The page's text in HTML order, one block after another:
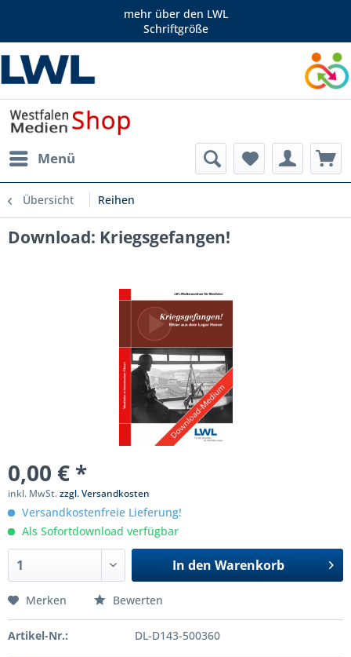
mehr über den LWL
Schriftgröße
Menü
Übersicht Reihen
Download: Kriegsgefangen!
0,00 € *
inkl. MwSt.zzgl. Versandkosten
Versandkostenfreie Lieferung!
Als Sofortdownload verfügbar
In den Warenkorb
Merken Bewerten
Artikel-Nr.: DL-D143-500360